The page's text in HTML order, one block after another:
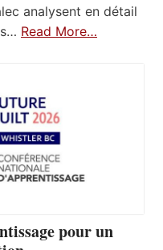
analysent en détail
Read More…
pour un